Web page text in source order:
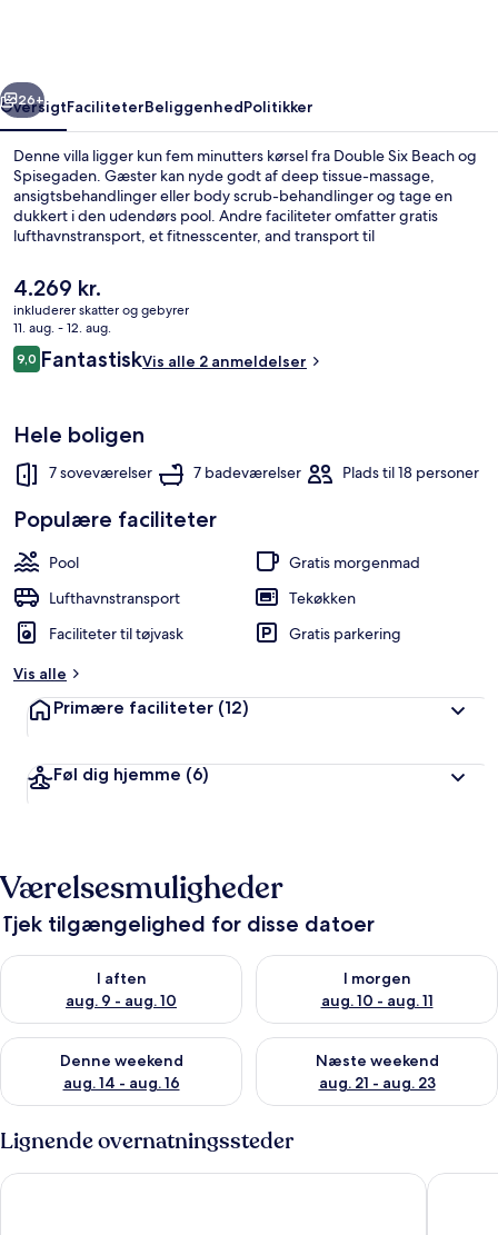
Næste
26+
OversigtFaciliteterBeliggenhedPolitikker
Denne villa ligger kun fem minutters kørsel fra Double Six Beach og
Spisegaden. Gæster kan nyde godt af deep tissue-massage,
ansigtsbehandlinger eller body scrub-behandlinger og tage en
dukkert i den udendørs pool. Andre faciliteter omfatter gratis
lufthavnstransport, et fitnesscenter, and transport til
Den
nuværende
pris
er
4.269 kr.
4.269 kr.
inkluderer skatter og gebyrer
11. aug. - 12. aug.
Anmeldelser
9,09,0 ud af 10.
FantastiskVis alle 2 anmeldelser
Hele boligen
7 soveværelser 7 badeværelser Plads til 18 personer
Populære faciliteter
Pool
Gratis morgenmad
Lufthavnstransport
Tekøkken
Faciliteter til tøjvask
Gratis parkering
Vis alle
Primære faciliteter (12)
Føl dig hjemme (6)
Værelsesmuligheder
Tjek tilgængelighed for disse datoer
I aften
aug. 9 - aug. 10
Tjek tilgængelighed for i aften aug. 9 - aug. 10
I morgen
aug. 10 - aug. 11
Tjek tilgængelighed for i
Denne weekend
aug. 14 - aug. 16
Tjek tilgængelighed for denne weekend aug. 14 - aug. 16
Næste weekend
aug. 21 - aug. 23
Tjek tilgængelighed for næste
Lignende overnatningssteder
Gahana Bali Villas Swarna